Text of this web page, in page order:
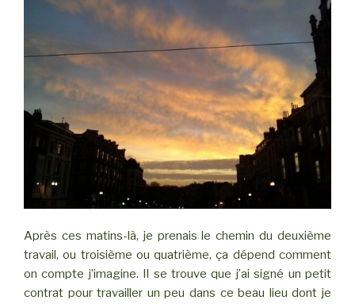
Après ces matins-là, je prenais le chemin du deuxième
travail, ou troisième ou quatrième, ça dépend comment
on compte j’imagine. Il se trouve que j’ai signé un petit
contrat pour travailler un peu dans ce beau lieu dont je